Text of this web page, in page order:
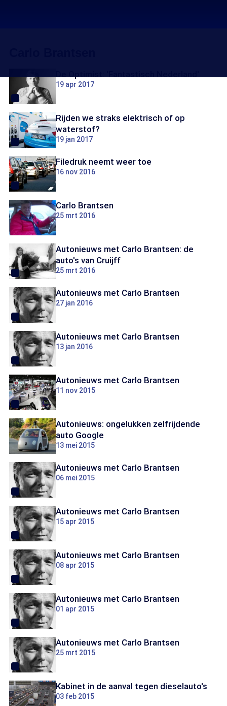
19 apr 2017
Rijden we straks elektrisch of op
waterstof?
19 jan 2017
Filedruk neemt weer toe
16 nov 2016
Carlo Brantsen
25 mrt 2016
Autonieuws met Carlo Brantsen: de
auto's van Cruijff
25 mrt 2016
Autonieuws met Carlo Brantsen
27 jan 2016
Autonieuws met Carlo Brantsen
13 jan 2016
Autonieuws met Carlo Brantsen
11 nov 2015
Autonieuws: ongelukken zelfrijdende
auto Google
13 mei 2015
Autonieuws met Carlo Brantsen
06 mei 2015
Autonieuws met Carlo Brantsen
15 apr 2015
Autonieuws met Carlo Brantsen
08 apr 2015
Autonieuws met Carlo Brantsen
01 apr 2015
Autonieuws met Carlo Brantsen
25 mrt 2015
Kabinet in de aanval tegen dieselauto's
03 feb 2015